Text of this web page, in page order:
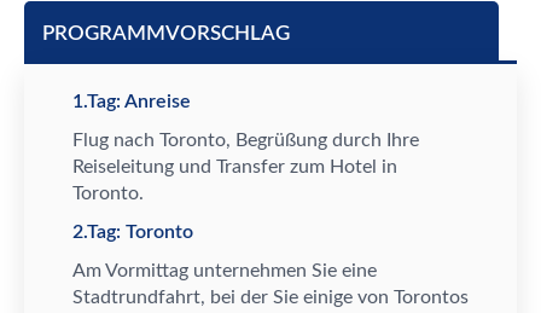
PROGRAMMVORSCHLAG
1.Tag: Anreise
Flug nach Toronto, Begrüßung durch Ihre
Reiseleitung und Transfer zum Hotel in
Toronto.
2.Tag: Toronto
Am Vormittag unternehmen Sie eine
Stadtrundfahrt, bei der Sie einige von Torontos